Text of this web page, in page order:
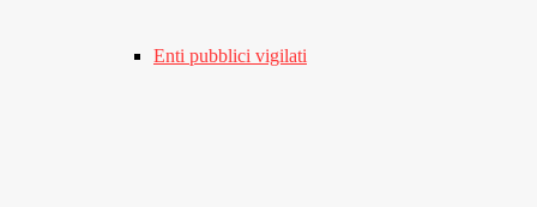
Enti pubblici vigilati